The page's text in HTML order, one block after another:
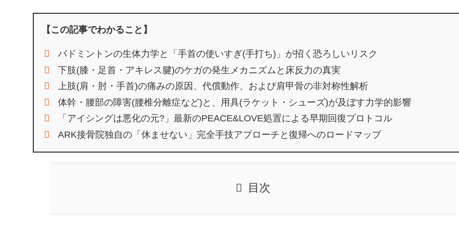
【この記事でわかること】
バドミントンの生体力学と「手首の使いすぎ(手打ち)」が招く恐ろしいリスク
下肢(膝・足首・アキレス腱)のケガの発生メカニズムと床反力の真実
上肢(肩・肘・手首)の痛みの原因、代償動作、および肩甲骨の非対称性解析
体幹・腰部の障害(腰椎分離症など)と、用具(ラケット・シューズ)が及ぼす力学的影響
「アイシングは悪化の元?」最新のPEACE&LOVE処置による早期回復プロトコル
ARK接骨院独自の「休ませない」完全手技アプローチと復帰へのロードマップ
目次